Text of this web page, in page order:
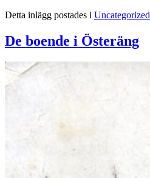
Detta inlägg postades i Uncategorized
De boende i Österäng